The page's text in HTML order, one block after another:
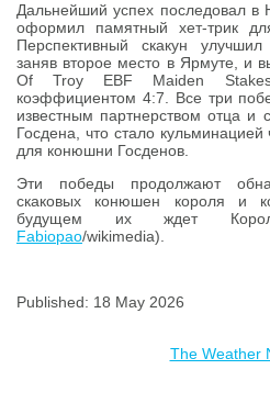
Дальнейший успех последовал
оформил памятный хет-трик
Перспективный скакун
заняв второе место в Ярмуте, и
Of Troy EBF Maiden
коэффициентом 4:7. Все три
известным партнерством отца
Госдена, что стало
для конюшни Госденов.
Эти победы продолжают
скаковых конюшен короля и
будущем их ждет
Fabiopao/wikimedia).
Published: 18 May 2026
The Weather